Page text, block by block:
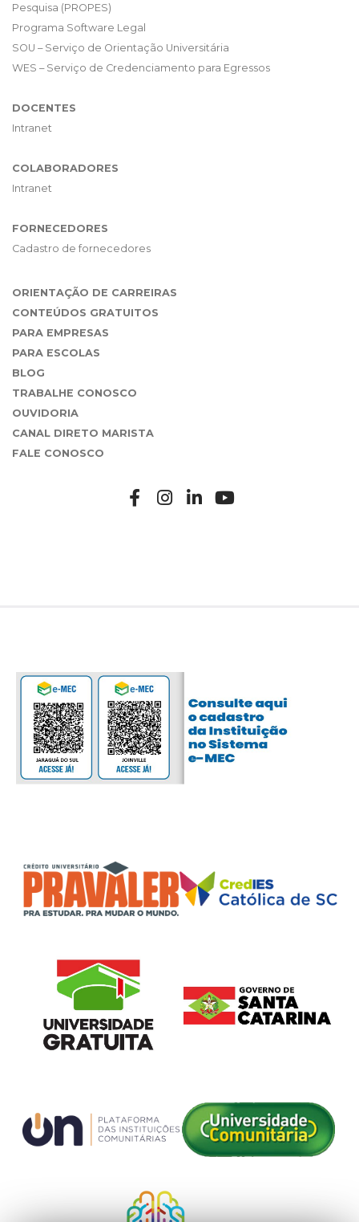
Pesquisa (PROPES)
Programa Software Legal
SOU – Serviço de Orientação Universitária
WES – Serviço de Credenciamento para Egressos
DOCENTES
Intranet
COLABORADORES
Intranet
FORNECEDORES
Cadastro de fornecedores
ORIENTAÇÃO DE CARREIRAS
CONTEÚDOS GRATUITOS
PARA EMPRESAS
PARA ESCOLAS
BLOG
TRABALHE CONOSCO
OUVIDORIA
CANAL DIRETO MARISTA
FALE CONOSCO